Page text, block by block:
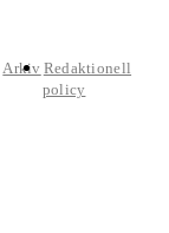
Arkiv Redaktionell
policy